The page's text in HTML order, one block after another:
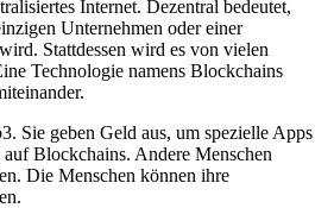
Internet. Dezentral bedeutet,
Unternehmen oder einer
Stattdessen wird es von vielen
Technologie namens Blockchains
Sie geben Geld aus, um spezielle Apps
Blockchains. Andere Menschen
Die Menschen können ihre